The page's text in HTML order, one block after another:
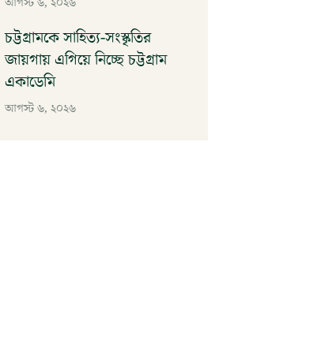
চট্টগ্রামকে সাহিত্য-সংস্কৃতির
জায়গায় এগিয়ে নিচ্ছে চট্টগ্রাম
একাডেমি
আগস্ট ৬, ২০২৬